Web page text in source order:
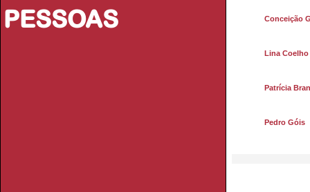
PESSOAS
Conceição
Lina Coelho
Patrícia
Pedro Góis